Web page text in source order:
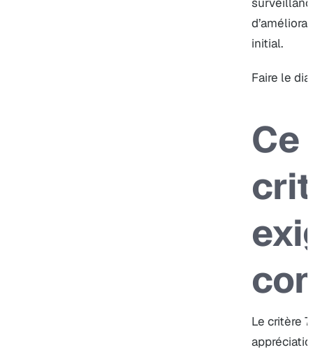
initial.
Faire le
Ce
Le critère